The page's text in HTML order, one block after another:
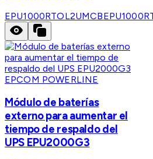
EPU1000RTOL2UMCB
EPCOM POWERLINE
Módulo de baterías
externo para aumentar el
tiempo de respaldo del
UPS EPU2000G3